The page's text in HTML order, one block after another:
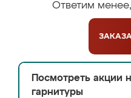
Ответим
Посмотреть акции
гарнитуры